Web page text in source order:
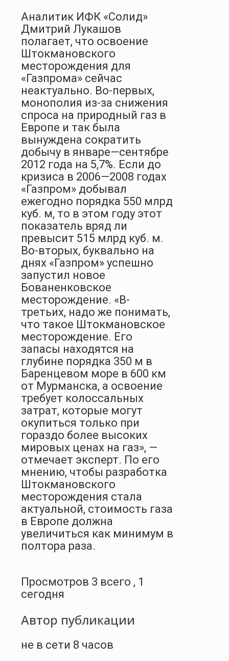
Аналитик ИФК «Солид»
Дмитрий Лукашов
полагает, что освоение
Штокмановского
месторождения для
«Газпрома» сейчас
неактуально. Во-первых,
монополия из-за снижения
спроса на природный газ в
Европе и так была
вынуждена сократить
добычу в январе—сентябре
2012 года на 5,7%. Если до
кризиса в 2006—2008 годах
«Газпром» добывал
ежегодно порядка 550 млрд
куб. м, то в этом году этот
показатель вряд ли
превысит 515 млрд куб. м.
Во-вторых, буквально на
днях «Газпром» успешно
запустил новое
Бованенковское
месторождение. «В-
третьих, надо же понимать,
что такое Штокмановское
месторождение. Его
запасы находятся на
глубине порядка 350 м в
Баренцевом море в 600 км
от Мурманска, а освоение
требует колоссальных
затрат, которые могут
окупиться только при
гораздо более высоких
мировых ценах на газ», —
отмечает эксперт. По его
мнению, чтобы разработка
Штокмановского
месторождения стала
актуальной, стоимость газа
в Европе должна
увеличиться как минимум в
полтора раза.
Просмотров 3 всего , 1
сегодня
Автор публикации
не в сети 8 часов